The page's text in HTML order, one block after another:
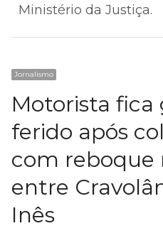
Ministério da Justiça.
Jornalismo
Motorista
ferido após
com reboque
entre
Inês